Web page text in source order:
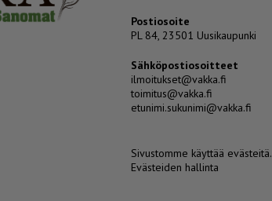
Postiosoite
PL 84, 23501 Uusikaupunki
Sähköpostiosoitteet
ilmoitukset@vakka.fi
toimitus@vakka.fi
etunimi.sukunimi@vakka.fi
Sivustomme käyttää evästeitä.
Evästeiden hallinta